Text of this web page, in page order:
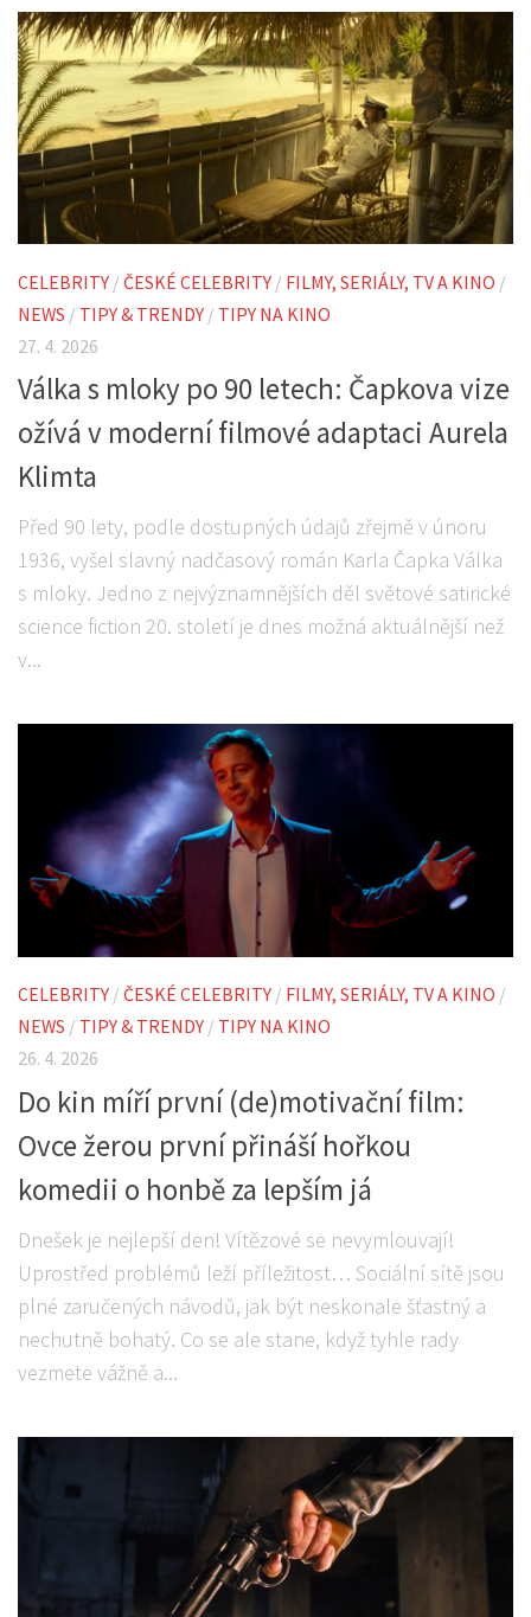
CELEBRITY / ČESKÉ CELEBRITY / FILMY, SERIÁLY, TV A KINO /
NEWS / TIPY & TRENDY / TIPY NA KINO
27. 4. 2026
Válka s mloky po 90 letech: Čapkova vize
ožívá v moderní filmové adaptaci Aurela
Klimta
Před 90 lety, podle dostupných údajů zřejmě v únoru
1936, vyšel slavný nadčasový román Karla Čapka Válka
s mloky. Jedno z nejvýznamnějších děl světové satirické
science fiction 20. století je dnes možná aktuálnější než
v...
CELEBRITY / ČESKÉ CELEBRITY / FILMY, SERIÁLY, TV A KINO /
NEWS / TIPY & TRENDY / TIPY NA KINO
26. 4. 2026
Do kin míří první (de)motivační film:
Ovce žerou první přináší hořkou
komedii o honbě za lepším já
Dnešek je nejlepší den! Vítězové se nevymlouvají!
Uprostřed problémů leží příležitost… Sociální sítě jsou
plné zaručených návodů, jak být neskonale šťastný a
nechutně bohatý. Co se ale stane, když tyhle rady
vezmete vážně a...